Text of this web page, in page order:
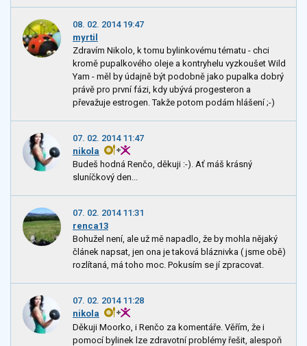
08. 02. 2014 19:47
myrtil
Zdravím Nikolo, k tomu bylinkovému tématu - chci
kromě pupalkového oleje a kontryhelu vyzkoušet Wild
Yam - měl by údajně být podobně jako pupalka dobrý
právě pro první fázi, kdy ubývá progesteron a
převažuje estrogen. Takže potom podám hlášení ;-)
07. 02. 2014 11:47
nikola
Budeš hodná Renčo, děkuji :-). Ať máš krásný
sluníčkový den...
07. 02. 2014 11:31
renca13
Bohužel není, ale už mě napadlo, že by mohla nějaký
článek napsat, jen ona je taková bláznivka ( jsme obě)
rozlítaná, má toho moc. Pokusím se jí zpracovat.
07. 02. 2014 11:28
nikola
Děkuji Moorko, i Renčo za komentáře. Věřím, že i
pomocí bylinek lze zdravotní problémy řešit, alespoň